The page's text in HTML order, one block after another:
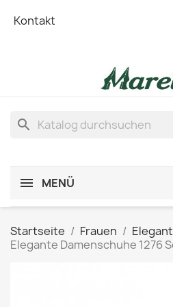
Kontakt
search
MENÜ
Startseite Frauen
Elegante Damenschuhe 1276